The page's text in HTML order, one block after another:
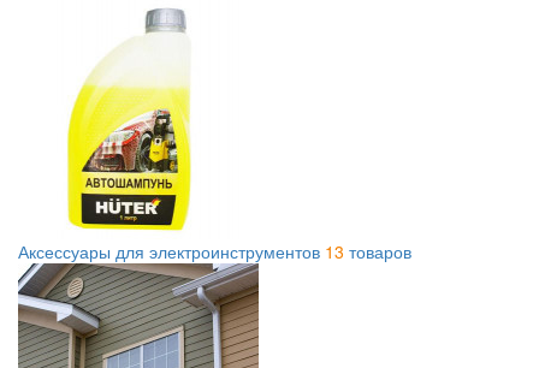
Аксессуары для электроинструментов 13 товаров